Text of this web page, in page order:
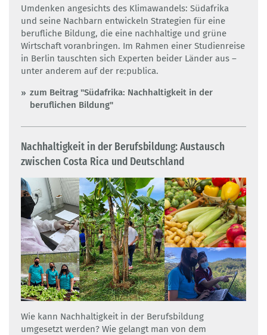
Umdenken angesichts des Klimawandels: Südafrika
und seine Nachbarn entwickeln Strategien für eine
berufliche Bildung, die eine nachhaltige und grüne
Wirtschaft voranbringen. Im Rahmen einer Studienreise
in Berlin tauschten sich Experten beider Länder aus –
unter anderem auf der re:publica.
zum Beitrag "Südafrika: Nachhaltigkeit in der
beruflichen Bildung"
Nachhaltigkeit in der Berufsbildung: Austausch
zwischen Costa Rica und Deutschland
Wie kann Nachhaltigkeit in der Berufsbildung
umgesetzt werden? Wie gelangt man von dem